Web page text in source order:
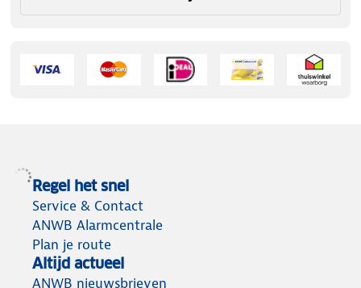
Regel het snel
Service & Contact
ANWB Alarmcentrale
Plan je route
Altijd actueel
ANWB nieuwsbrieven